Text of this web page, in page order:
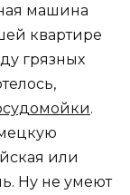
машина
квартире
грязных
.
или
Ну не умеют